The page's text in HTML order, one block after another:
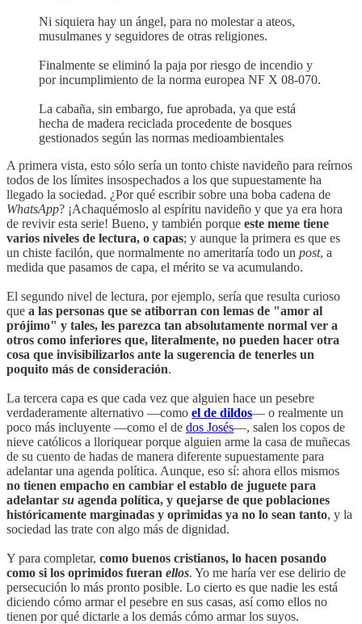
Ni siquiera hay un ángel, para no molestar a ateos,
musulmanes y seguidores de otras religiones.
Finalmente se eliminó la paja por riesgo de incendio y
por incumplimiento de la norma europea NF X 08-070.
La cabaña, sin embargo, fue aprobada, ya que está
hecha de madera reciclada procedente de bosques
gestionados según las normas medioambientales
A primera vista, esto sólo sería un tonto chiste navideño para reírnos
todos de los límites insospechados a los que supuestamente ha
llegado la sociedad. ¿Por qué escribir sobre una boba cadena de
WhatsApp? ¡Achaquémoslo al espíritu navideño y que ya era hora
de revivir esta serie! Bueno, y también porque este meme tiene
varios niveles de lectura, o capas; y aunque la primera es que es
un chiste facilón, que normalmente no ameritaría todo un post, a
medida que pasamos de capa, el mérito se va acumulando.
El segundo nivel de lectura, por ejemplo, sería que resulta curioso
que a las personas que se atiborran con lemas de "amor al
prójimo" y tales, les parezca tan absolutamente normal ver a
otros como inferiores que, literalmente, no pueden hacer otra
cosa que invisibilizarlos ante la sugerencia de tenerles un
poquito más de consideración.
La tercera capa es que cada vez que alguien hace un pesebre
verdaderamente alternativo —como el de dildos— o realmente un
poco más incluyente —como el de dos Josés—, salen los copos de
nieve católicos a lloriquear porque alguien arme la casa de muñecas
de su cuento de hadas de manera diferente supuestamente para
adelantar una agenda política. Aunque, eso sí: ahora ellos mismos
no tienen empacho en cambiar el establo de juguete para
adelantar su agenda política, y quejarse de que poblaciones
históricamente marginadas y oprimidas ya no lo sean tanto, y la
sociedad las trate con algo más de dignidad.
Y para completar, como buenos cristianos, lo hacen posando
como si los oprimidos fueran ellos. Yo me haría ver ese delirio de
persecución lo más pronto posible. Lo cierto es que nadie les está
diciendo cómo armar el pesebre en sus casas, así como ellos no
tienen por qué dictarle a los demás cómo armar los suyos.